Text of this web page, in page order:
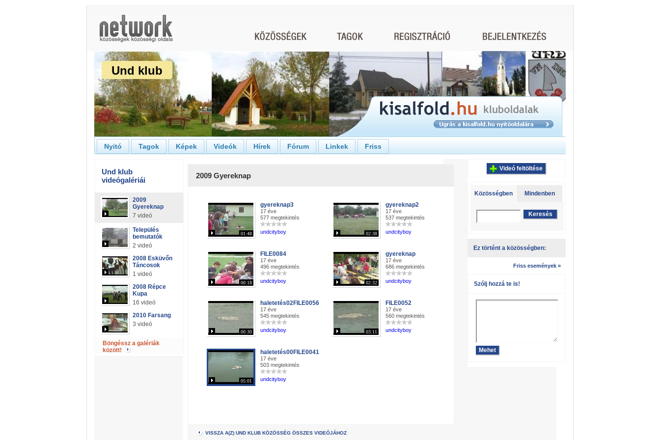
Und klub
Nyitó Tagok Képek Videók Hírek Fórum Linkek Friss
Und klub
videógalériái
2009
Gyereknap
7 videó
Település
bemutatók
2 videó
2008 Esküvőn
Táncosok
1 videó
2008 Répce
Kupa
16 videó
2010 Farsang
3 videó
Böngéssz a galériák
között!
2009 Gyereknap
01:48
gyereknap3
17 éve
577 megtekintés
undcityboy 02:38
gyereknap2
17 éve
537 megtekintés
undcityboy
00:18
FILE0084
17 éve
496 megtekintés
undcityboy 02:32
gyereknap
17 éve
686 megtekintés
undcityboy
00:30
haletetés02FILE0056
17 éve
545 megtekintés
undcityboy 03:11
FILE0052
17 éve
560 megtekintés
undcityboy
05:01
haletetés00FILE0041
17 éve
503 megtekintés
undcityboy
VISSZA A(Z) UND KLUB KÖZÖSSÉG ÖSSZES VIDEÓJÁHOZ
Videó feltöltése
Közösségben Mindenben
Ez történt a közösségben:
Friss események »
Szólj hozzá te is!